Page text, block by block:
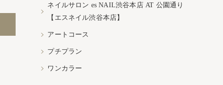
ネイルサロン es NAIL渋谷本店 AT 公園通り
【エスネイル渋谷本店】
アートコース
プチプラン
ワンカラー